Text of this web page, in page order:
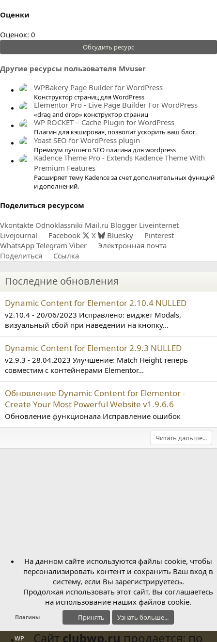
Оценки
0
.
0
0
з
Оценок: 0
Обсудить ресурс
Другие ресурсы пользователя Mvuser
WPBakery Page Builder for WordPress
Конструктор страниц для WordPress
Elementor Pro - Live Page Builder For WordPress
«drag and drop» конструктор страниц
WP ROCKET – Cache Plugin for WordPress
Плагин для кэшировая, позволит ускорить ваш блог.
Yoast SEO for WordPress plugin
Премиум лучшего SEO плагина для wordpress
Kadence Theme Pro - Extends Kadence Theme With
Premium Features
Расширяет тему Kadence за счет дополнительных функций
и дополнений.
Поделиться ресурсом
Vkontakte Odnoklassniki Mail.ru Blogger Liveinternet
Livejournal
Facebook X Bluesky
Pinterest
WhatsApp Telegram Viber
Электронная почта
Поделиться
Ссылка
Последние обновления
Dynamic Content for Elementor 2.10.4 NULLED
v2.10.4 - 20/06/2023 Исправлено: виджет Modals,
визуальный сбой при наведении на кнопку...
Dynamic Content for Elementor 2.9.3 NULLED
v2.9.3 - 28.04.2023 Улучшение: Match Height теперь
совместим с контейнерами Elementor...
Обновление Dynamic Content for Elementor -
Create Your Most Powerful Website v1.9.6.6
Обновление функционала Исправление ошибок
Читать дальше...
Плагины
WP
На данном сайте используются файлы cookie, чтобы
персонализировать контент и сохранить Ваш вход в
систему, если Вы зарегистрируетесь.
Продолжая использовать этот сайт, Вы соглашаетесь
на использование наших файлов cookie.
Принять Узнать больше...
Сайт clubwp.ru продается: по